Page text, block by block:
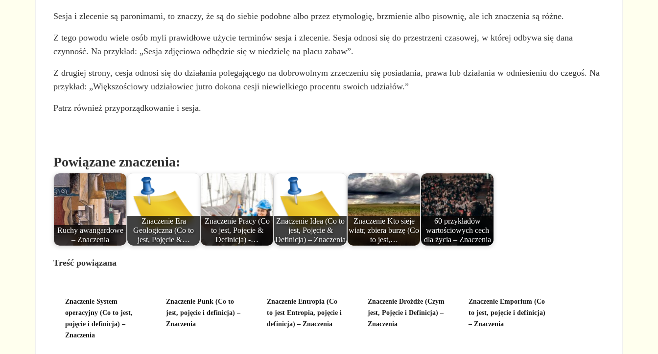
Sesja i zlecenie są paronimami, to znaczy, że są do siebie podobne albo przez etymologię, brzmienie albo pisownię, ale ich znaczenia są różne.
Z tego powodu wiele osób myli prawidłowe użycie terminów sesja i zlecenie. Sesja odnosi się do przestrzeni czasowej, w której odbywa się dana
czynność. Na przykład: „Sesja zdjęciowa odbędzie się w niedzielę na placu zabaw”.
Z drugiej strony, cesja odnosi się do działania polegającego na dobrowolnym zrzeczeniu się posiadania, prawa lub działania w odniesieniu do czegoś. Na
przykład: „Większościowy udziałowiec jutro dokona cesji niewielkiego procentu swoich udziałów.”
Patrz również przyporządkowanie i sesja.
Powiązane znaczenia:
Ruchy awangardowe
– Znaczenia
Znaczenie Era
Geologiczna (Co to
jest, Pojęcie &…
Znaczenie Pracy (Co
to jest, Pojęcie &
Definicja) -…
Znaczenie Idea (Co to
jest, Pojęcie &
Definicja) – Znaczenia
Znaczenie Kto sieje
wiatr, zbiera burzę (Co
to jest,…
60 przykładów
wartościowych cech
dla życia – Znaczenia
Treść powiązana
Znaczenie System
operacyjny (Co to jest,
pojęcie i definicja) –
Znaczenia
Znaczenie Punk (Co to
jest, pojęcie i definicja) –
Znaczenia
Znaczenie Entropia (Co
to jest Entropia, pojęcie i
definicja) – Znaczenia
Znaczenie Drożdże (Czym
jest, Pojęcie i Definicja) –
Znaczenia
Znaczenie Emporium (Co
to jest, pojęcie i definicja)
– Znaczenia